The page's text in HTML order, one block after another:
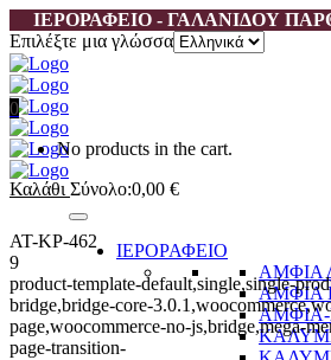
ΙΕΡΟΡΑΦΕΙΟ - ΓΑΛΑΝΙΔΟΥ
Επιλέξτε μια γλώσσα
0
No products in the cart.
Καλάθι Σύνολο:0,00 €
ΙΕΡΟΡΑΦΕΙΟ
ΑΜΦΙΑ
ΑΜΦΙΑ
AT-KP-462
9
product-template-default,single,single-
bridge,bridge-core-
page,woocommerce-no-js,bridge,mega-
page-transition-